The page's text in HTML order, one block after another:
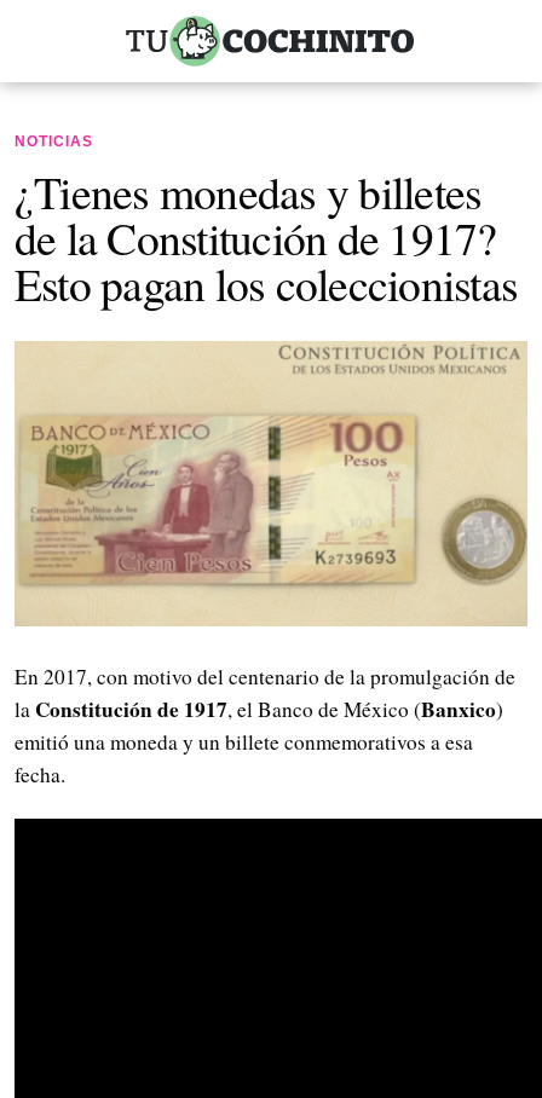
NOTICIAS
¿Tienes monedas y billetes
de la Constitución de 1917?
Esto pagan los coleccionistas
En 2017, con motivo del centenario de la promulgación de
la Constitución de 1917, el Banco de México (Banxico)
emitió una moneda y un billete conmemorativos a esa
fecha.